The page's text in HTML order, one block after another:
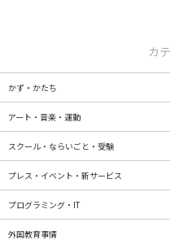
カ
かず・かたち
アート・音楽・運動
スクール・ならいごと・受験
プレス・イベント・新サービス
プログラミング・IT
外国教育事情